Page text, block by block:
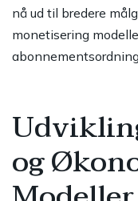
nå ud til bredere
monetisering
og